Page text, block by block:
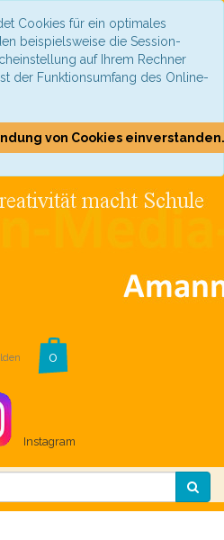
Cookies für ein optimales
beispielsweise die Session-
auf Ihrem Rechner
der Funktionsumfang des Online-
von Cookies einverstanden.
Instagram